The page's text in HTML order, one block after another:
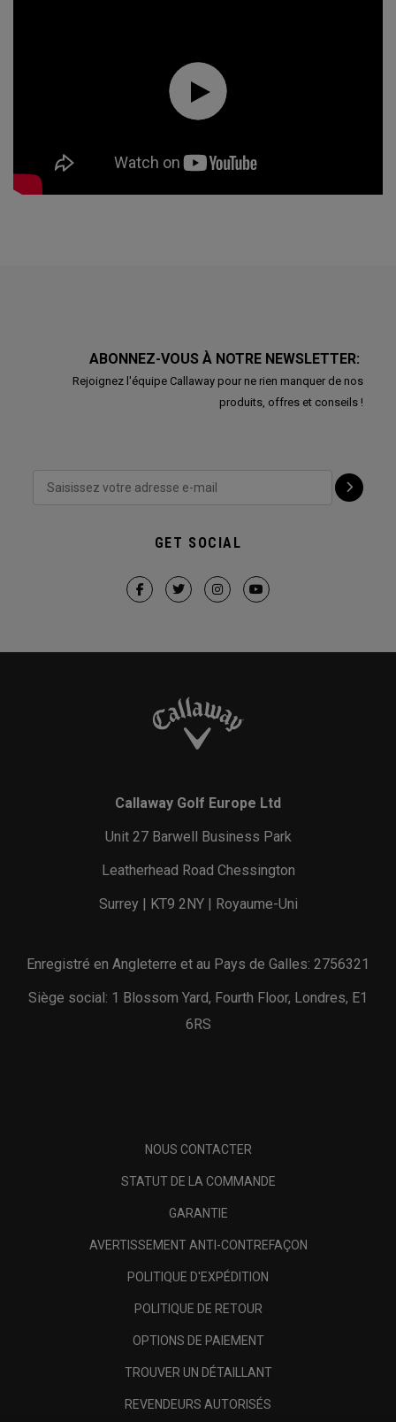
ABONNEZ-VOUS À NOTRE NEWSLETTER:
Rejoignez l'équipe Callaway pour ne rien manquer de nos
produits, offres et conseils !
GET SOCIAL
Callaway Golf Europe Ltd
Unit 27 Barwell Business Park
Leatherhead Road Chessington
Surrey | KT9 2NY | Royaume-Uni
Enregistré en Angleterre et au Pays de Galles: 2756321
Siège social: 1 Blossom Yard, Fourth Floor, Londres, E1
6RS
NOUS CONTACTER
STATUT DE LA COMMANDE
GARANTIE
AVERTISSEMENT ANTI-CONTREFAÇON
POLITIQUE D'EXPÉDITION
POLITIQUE DE RETOUR
OPTIONS DE PAIEMENT
TROUVER UN DÉTAILLANT
REVENDEURS AUTORISÉS